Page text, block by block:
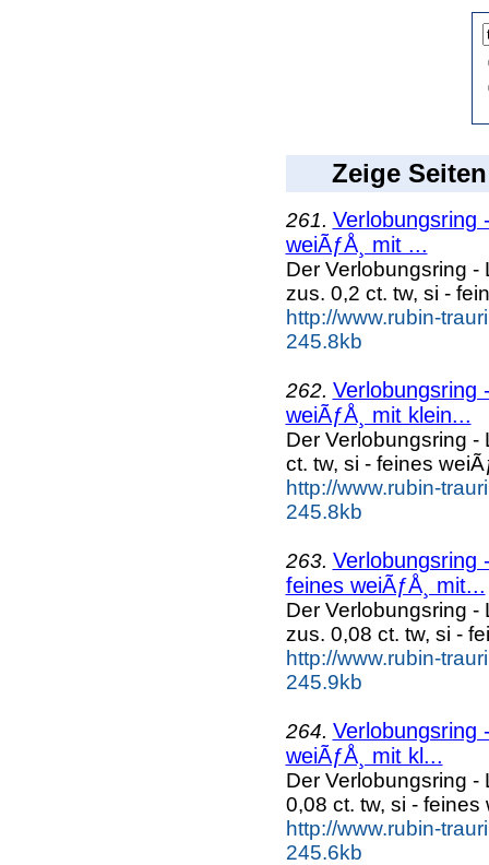
Zeige
261. Verlobungsring
weiÃƒÅ¸ mit ...
Der Verlobungsring -
zus. 0,2 ct. tw, si -
http://www.rubin-
245.8kb
262. Verlobungsring
weiÃƒÅ¸ mit klein...
Der Verlobungsring -
ct. tw, si - feines
http://www.rubin-
245.8kb
263. Verlobungsring
feines weiÃƒÅ¸ mit...
Der Verlobungsring -
zus. 0,08 ct. tw, si -
http://www.rubin-
245.9kb
264. Verlobungsring
weiÃƒÅ¸ mit kl...
Der Verlobungsring -
0,08 ct. tw, si - feines
http://www.rubin-
245.6kb